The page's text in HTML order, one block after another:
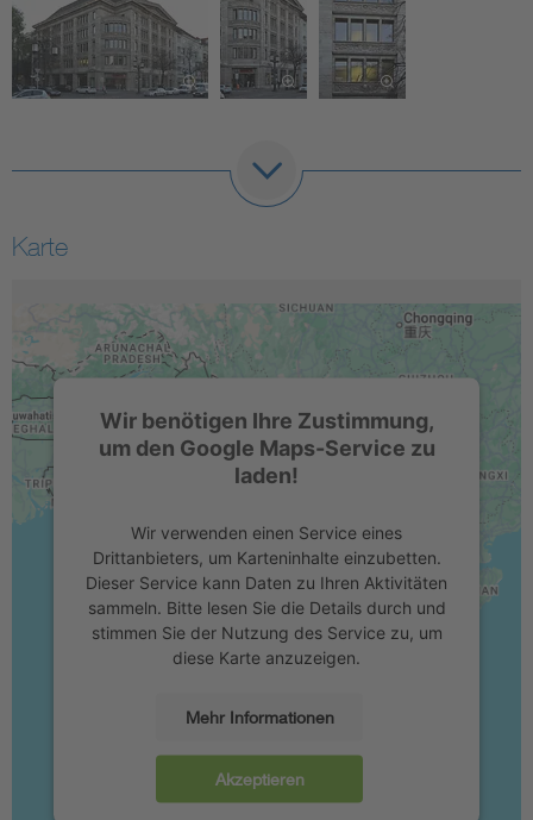
Karte
Wir benötigen Ihre Zustimmung,
um den Google Maps-Service zu
laden!
Wir verwenden einen Service eines
Drittanbieters, um Karteninhalte einzubetten.
Dieser Service kann Daten zu Ihren Aktivitäten
sammeln. Bitte lesen Sie die Details durch und
stimmen Sie der Nutzung des Service zu, um
diese Karte anzuzeigen.
Mehr Informationen
Akzeptieren